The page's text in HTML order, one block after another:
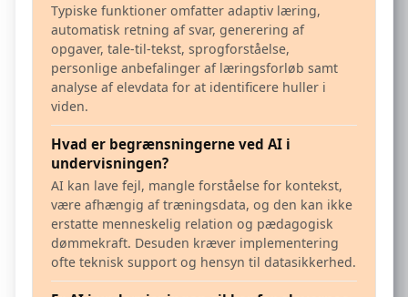
Typiske funktioner omfatter adaptiv læring,
automatisk retning af svar, generering af
opgaver, tale-til-tekst, sprogforståelse,
personlige anbefalinger af læringsforløb samt
analyse af elevdata for at identificere huller i
viden.
Hvad er begrænsningerne ved AI i
undervisningen?
AI kan lave fejl, mangle forståelse for kontekst,
være afhængig af træningsdata, og den kan ikke
erstatte menneskelig relation og pædagogisk
dømmekraft. Desuden kræver implementering
ofte teknisk support og hensyn til datasikkerhed.